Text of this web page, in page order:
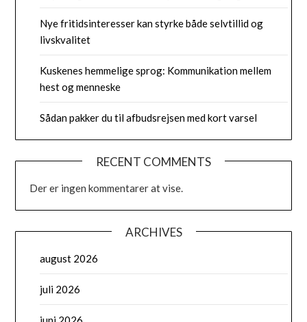
Nye fritidsinteresser kan styrke både selvtillid og
livskvalitet
Kuskenes hemmelige sprog: Kommunikation mellem
hest og menneske
Sådan pakker du til afbudsrejsen med kort varsel
RECENT COMMENTS
Der er ingen kommentarer at vise.
ARCHIVES
august 2026
juli 2026